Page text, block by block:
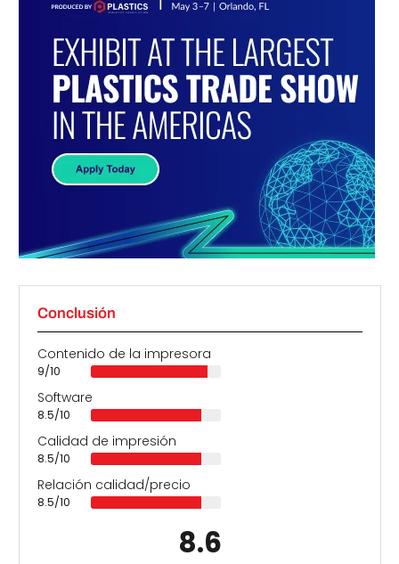
Conclusión
Contenido de la impresora
9/10
Software
8.5/10
Calidad de impresión
8.5/10
Relación calidad/precio
8.5/10
8.6